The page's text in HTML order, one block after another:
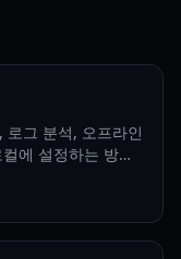
그 분석, 오프라인
에 설정하는 방법